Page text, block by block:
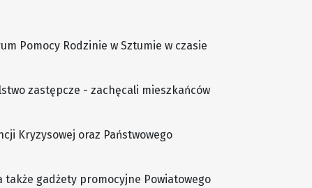
Pomocy Rodzinie w Sztumie w czasie
zastępcze - zachęcali mieszkańców
Kryzysowej oraz Państwowego
gadżety promocyjne Powiatowego